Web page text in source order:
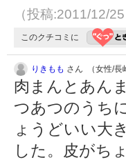
（投稿:2011/12/
このクチコミに
りきもも さん （女性/長
肉まんとあん
つあつのうち
ょうどいい大
した。皮がち